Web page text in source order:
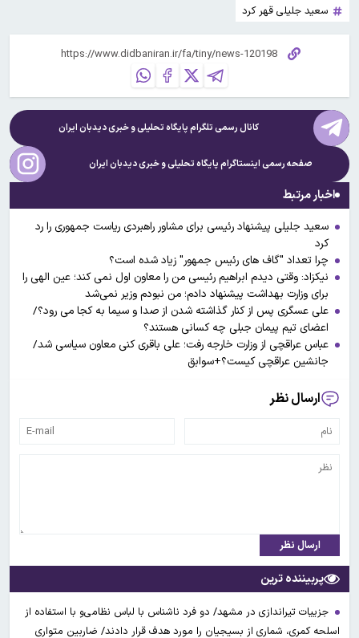
سعید جلیلی قهر کرد
کانال رسمی تلگرام پایگاه تحلیلی و خبریدیدبان ایران
صفحه رسمی اینستاگرام پایگاه تحلیلی و خبریدیدبان ایران
اخبار مرتبط
سعید جلیلی پیشنهاد رئیسی برای مشاور راهبردی ریاست جمهوری را رد
کرد
چرا تعداد "گاف های رئیس جمهور" زیاد شده است؟
نیکزاد: وقتی دیدم ابراهیم رئیسی من را معاون اول نمی کند؛ عین الهی را
برای وزارت بهداشت پیشنهاد دادم؛ من نبودم وزیر نمی‌شد
علی عسگری پس از کنار گذاشته شدن از صدا و سیما به کجا می رود؟/
اعضای تیم پیمان جبلی چه کسانی هستند؟
عباس عراقچی از وزارت خارجه رفت؛ علی باقری کنی معاون سیاسی شد/
جانشین عراقچی کیست؟+سوابق
ارسال نظر
ارسال نظر
پربیننده ترین
جزییات تیراندازی در مشهد/ دو فرد ناشناس با لباس نظامی‌و با استفاده از
اسلحه کمری، شماری از بسیجیان را مورد هدف قرار دادند/ ضاربین متواری